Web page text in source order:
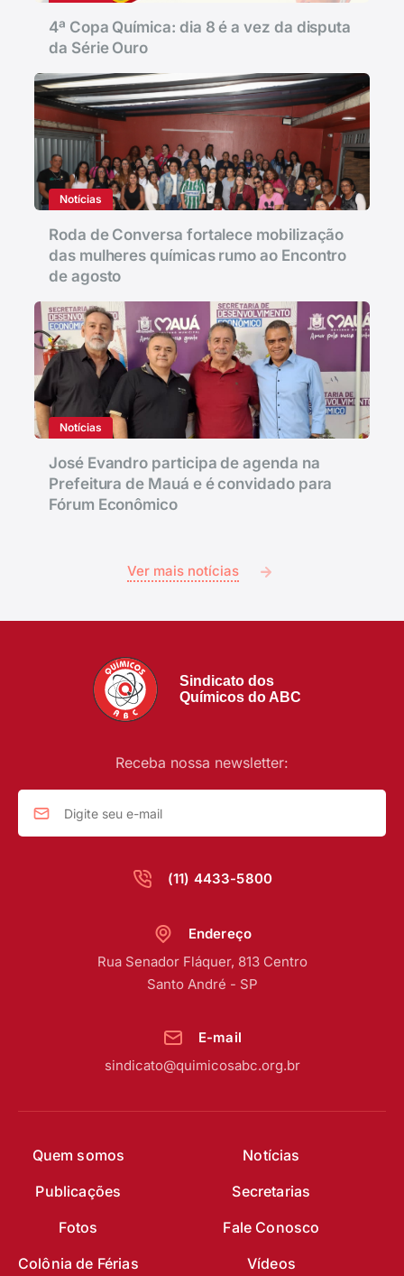
4ª Copa Química: dia 8 é a vez da disputa
da Série Ouro
Notícias
Roda de Conversa fortalece mobilização
das mulheres químicas rumo ao Encontro
de agosto
Notícias
José Evandro participa de agenda na
Prefeitura de Mauá e é convidado para
Fórum Econômico
Ver mais notícias
Sindicato dos
Químicos do ABC
(11) 4433-5800
Receba nossa newsletter:
Quem somos
Notícias
Publicações
Secretarias
Fotos
Fale Conosco
Colônia de Férias
Vídeos
Endereço
Rua Senador Fláquer, 813 Centro
Santo André - SP
E-mail
sindicato@quimicosabc.org.br